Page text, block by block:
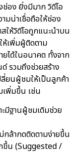
อง ยิ่งมีมาก วิดีโอ
มน่าเชื่อถือให้ช่อง
ให้วิดีโอถูกแนะนำบน
ห้เพิ่มผู้ติดตาม
ได้ในอนาคต ทั้งจาก
รวมถึงช่วยสร้าง
ลี่ยนผู้ชมให้เป็นลูกค้า
เพิ่มขึ้น เช่น
ะมีฐานผู้ชมเดิมช่วย
กล้ากดติดตามง่ายขึ้น
ขึ้น (Suggested /